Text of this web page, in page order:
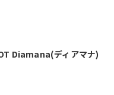
Diamana(ディアマナ)